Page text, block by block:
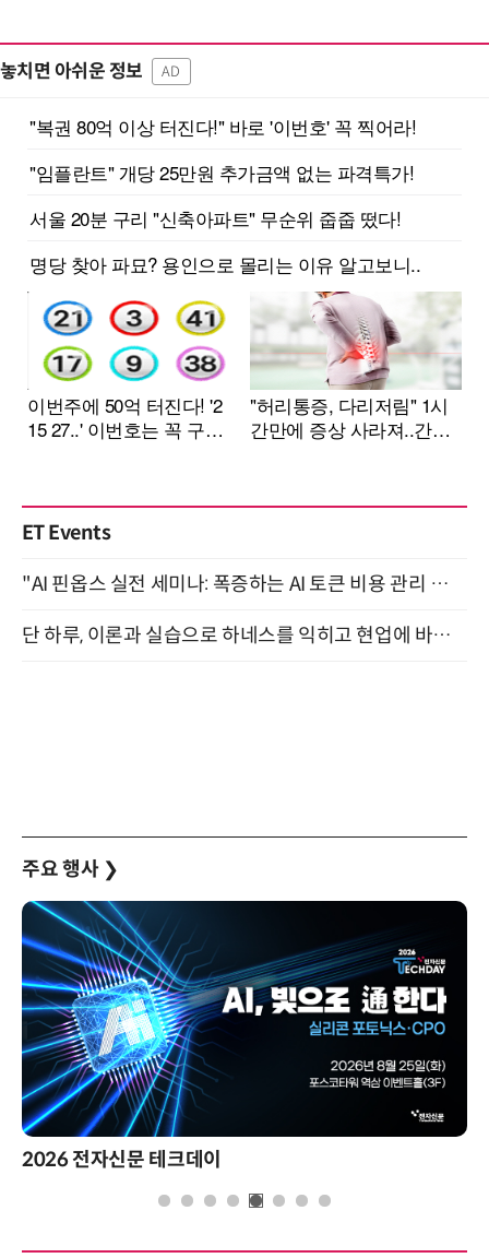
놓치면 아쉬운 정보 AD
ET Events
"AI 핀옵스 실전 세미나: 폭증하는 AI 토큰 비용 관리 전략" 8월 21일 개최
단 하루, 이론과 실습으로 하네스를 익히고 현업에 바로 쓰는 핸즈온 워크숍 (8/20)
주요 행사 ❯
2026 전자신문 테크데이